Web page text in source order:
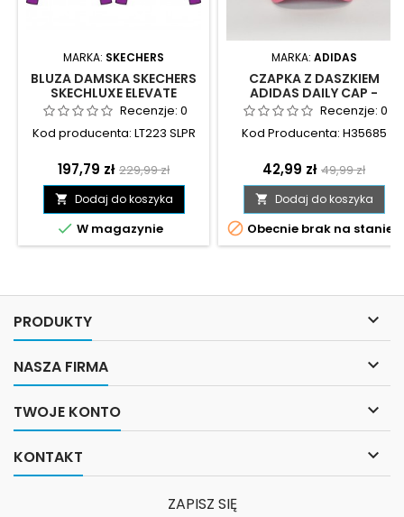
MARKA: SKECHERS
BLUZA DAMSKA SKECHERS
SKECHLUXE ELEVATE
PERFORMANCE CREW -
LT223 SLPR
Recenzje: 0
Kod producenta: LT223 SLPR
Cena
197,79 zł Cena
podstawowa
229,99 zł
 Dodaj do koszyka
 W magazynie
MARKA: ADIDAS
CZAPKA Z DASZKIEM
ADIDAS DAILY CAP -
H35685Recenzje: 0
Kod Producenta: H35685
Cena
42,99 zł Cena
49,99 zł
 Dodaj do koszyka
 Obecnie brak na stanie
PRODUKTY 
NASZA FIRMA 
TWOJE KONTO 
KONTAKT 
ZAPISZ SIĘ